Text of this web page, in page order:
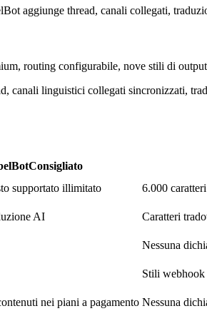
aggiunge thread, canali collegati,
routing configurabile, nove stili di
canali linguistici collegati sincronizzati,
Consigliato
supportato illimitato
6.000
AI
Caratteri
Nessuna
Stili webhook
nei piani a pagamento Nessuna